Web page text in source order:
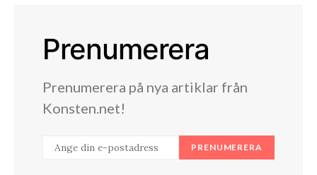
Prenumerera
Prenumerera på nya artiklar från
Konsten.net!
PRENUMERERA